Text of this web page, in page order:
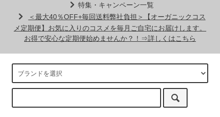
特集・キャンペーン一覧
＜最大40％OFF+毎回送料弊社負担＞【オーガニックコス
メ定期便】お気に入りのコスメを毎月ご自宅にお届けします。
お得で安心な定期便始めませんか？！⇒詳しくはこちら